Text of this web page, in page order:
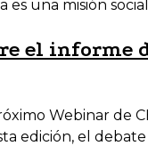
una misión
el
Webinar de
edición, el